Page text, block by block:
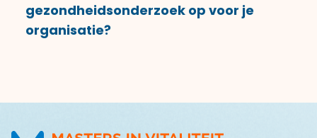
gezondheidsonderzoek op voor je
organisatie?